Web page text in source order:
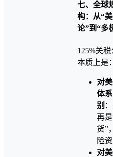
七、全球
构：从“
论”到“多
125%关税
本质上是：
对
体
别
再
货”
险资
对